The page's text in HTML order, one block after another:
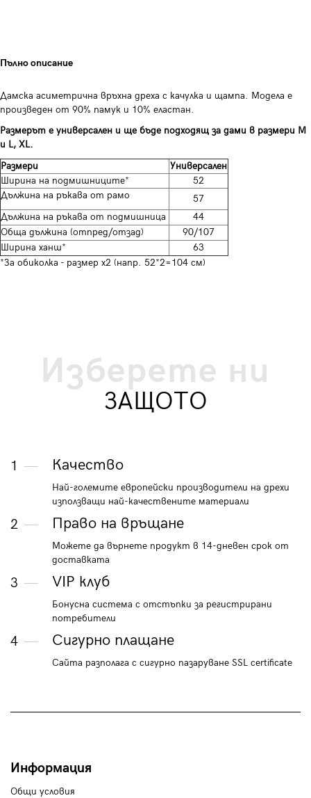
Пълно описание
Дамска асиметрична връхна дреха с качулка и щампа. Модела е
произведен от 90% памук и 10% еластан.
Размерът е универсален и ще бъде подходящ за дами в размери M
и L, XL.
Размери
Универсален
Ширина на подмишниците*
52
Дължина на ръкава от рамо
57
Дължина на ръкава от подмишница
44
Обща дължина (отпред/отзад)
90/107
Ширина ханш*
63
*За обиколка - размер х2 (напр. 52*2=104 см)
Изберете ни
ЗАЩОТО
1 Качество
Най-големите европейски производители на дрехи
използващи най-качествените материали
2 Право на връщане
Можете да върнете продукт в 14-дневен срок от
доставката
3 VIP клуб
Бонусна система с отстъпки за регистрирани
потребители
4 Сигурно плащане
Сайта разполага с сигурно пазаруване SSL certificate
Информация
Общи условия